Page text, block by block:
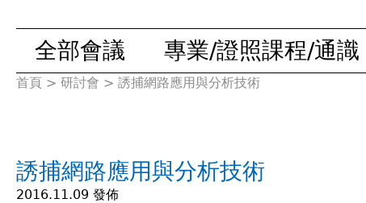
全部會議 專業/證照課程/通識
您
這
首頁 > 研討會 > 誘捕網路應用與分析技術
誘捕網路應用與分析技術
2016.11.09 發佈